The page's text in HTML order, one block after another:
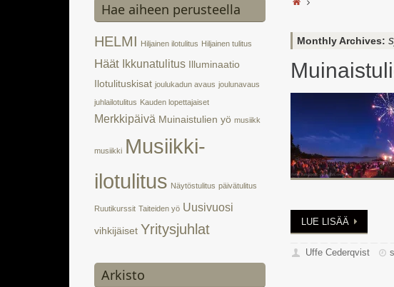
Monthly Archives:
LUE LISÄÄ
Uffe Cederqvist
Hae aiheen perusteella
HELMI Hiljainen ilotulitus Hiljainen tulitus
Häät Ikkunatulitus
Illuminaatio
Ilotulituskisat joulukadun avaus joulunavaus
juhlailotulitus Kauden lopettajaiset
Merkkipäivä Muinaistulien yö musiikk
musiikki Musiikki-
ilotulitus Näytöstulitus päivätulitus
Ruutikurssit Taiteiden yö Uusivuosi
vihkijäiset Yritysjuhlat
Arkisto